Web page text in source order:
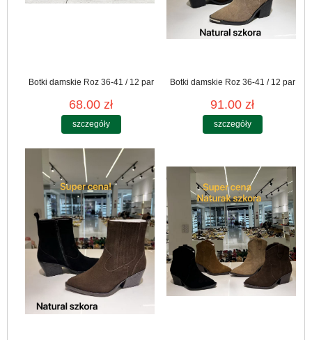
Botki damskie Roz 36-41 / 12 par
68.00 zł
szczegóły
Botki damskie Roz 36-41 / 12 par
91.00 zł
szczegóły